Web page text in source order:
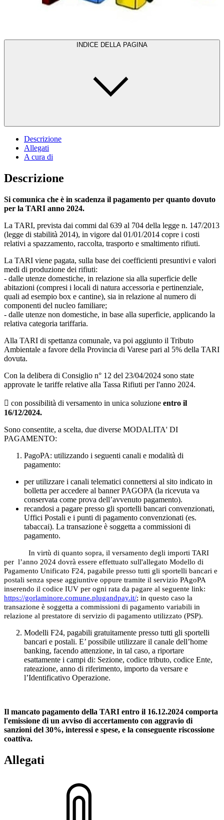
INDICE DELLA PAGINA
Descrizione
Allegati
A cura di
Descrizione
Si comunica che è in scadenza il pagamento per quanto dovuto
per la TARI anno 2024.
La TARI, prevista dai commi dal 639 al 704 della legge n. 147/2013
(legge di stabilità 2014), in vigore dal 01/01/2014 copre i costi
relativi a spazzamento, raccolta, trasporto e smaltimento rifiuti.
La TARI viene pagata, sulla base dei coefficienti presuntivi e valori
medi di produzione dei rifiuti:
- dalle utenze domestiche, in relazione sia alla superficie delle
abitazioni (compresi i locali di natura accessoria e pertinenziale,
quali ad esempio box e cantine), sia in relazione al numero di
componenti del nucleo familiare;
- dalle utenze non domestiche, in base alla superficie, applicando la
relativa categoria tariffaria.
Alla TARI di spettanza comunale, va poi aggiunto il Tributo
Ambientale a favore della Provincia di Varese pari al 5% della TARI
dovuta.
Con la delibera di Consiglio n° 12 del 23/04/2024 sono state
approvate le tariffe relative alla Tassa Rifiuti per l'anno 2024.
 con possibilità di versamento in unica soluzione entro il
16/12/2024.
Sono consentite, a scelta, due diverse MODALITA' DI
PAGAMENTO:
PagoPA: utilizzando i seguenti canali e modalità di
pagamento:
per utilizzare i canali telematici connettersi al sito indicato in
bolletta per accedere al banner PAGOPA (la ricevuta va
conservata come prova dell’avvenuto pagamento).
recandosi a pagare presso gli sportelli bancari convenzionati,
Uffici Postali e i punti di pagamento convenzionati (es.
tabaccai). La transazione è soggetta a commissioni di
pagamento.
In virtù di quanto sopra, il versamento degli importi TARI
per l’anno 2024 dovrà essere effettuato sull'allegato Modello di
Pagamento Unificato F24, pagabile presso tutti gli sportelli bancari e
postali senza spese aggiuntive oppure tramite il servizio PAgoPA
inserendo il codice IUV per ogni rata da pagare al seguente link:
https://gorlaminore.comune.plugandpay.it/; in questo caso la
transazione è soggetta a commissioni di pagamento variabili in
relazione al prestatore di servizio di pagamento utilizzato (PSP).
Modelli F24, pagabili gratuitamente presso tutti gli sportelli
bancari e postali. E’ possibile utilizzare il canale dell’home
banking, facendo attenzione, in tal caso, a riportare
esattamente i campi di: Sezione, codice tributo, codice Ente,
rateazione, anno di riferimento, importo da versare e
l’Identificativo Operazione.
Il mancato pagamento della TARI entro il 16.12.2024 comporta
l'emissione di un avviso di accertamento con aggravio di
sanzioni del 30%, interessi e spese, e la conseguente riscossione
coattiva.
Allegati